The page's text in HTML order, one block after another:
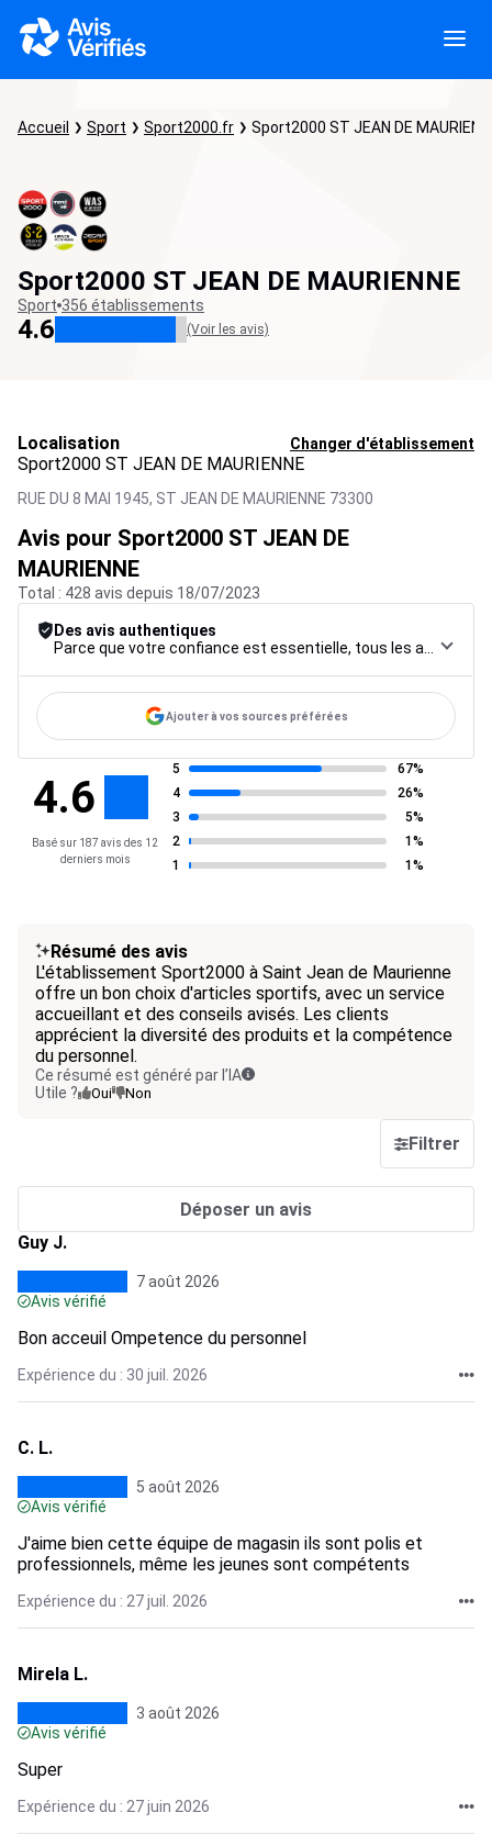
Accueil Sport Sport2000.fr Sport2000 ST JEAN DE
Sport2000 ST JEAN DE MAURIENNE
Sport 356 établissements
4.6 (Voir les avis)
Localisation Changer d'établissement
Sport2000 ST JEAN DE MAURIENNE
RUE DU 8 MAI 1945, ST JEAN DE MAURIENNE 73300
Avis pour Sport2000 ST JEAN DE
MAURIENNE
Total : 428 avis depuis 18/07/2023
Des avis authentiques
Ajouter à vos sources préférées
4.6
Basé sur 187 avis des 12
derniers mois
5
67%
4
26%
3
5%
2
1%
1
1%
Résumé des avis
L'établissement Sport2000 à Saint Jean de Maurienne
offre un bon choix d'articles sportifs, avec un service
accueillant et des conseils avisés. Les clients
apprécient la diversité des produits et la compétence
du personnel.
Ce résumé est généré par l’IA
Utile ?
Oui Non
Filtrer
Déposer un avis
Guy J.
7 août 2026
Avis vérifié
Bon acceuil Ompetence du personnel
Expérience du : 30 juil. 2026
C. L.
5 août 2026
Avis vérifié
J'aime bien cette équipe de magasin ils sont polis et
professionnels, même les jeunes sont compétents
Expérience du : 27 juil. 2026
Mirela L.
3 août 2026
Avis vérifié
Super
Expérience du : 27 juin 2026